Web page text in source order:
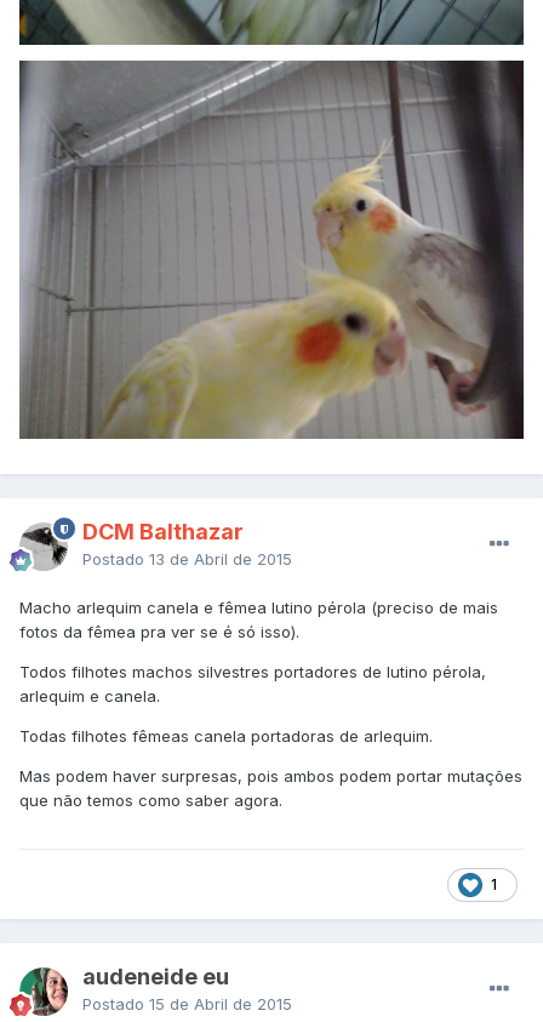
DCM Balthazar
Postado 13 de Abril de 2015
Macho arlequim canela e fêmea lutino pérola (preciso de mais
fotos da fêmea pra ver se é só isso).
Todos filhotes machos silvestres portadores de lutino pérola,
arlequim e canela.
Todas filhotes fêmeas canela portadoras de arlequim.
Mas podem haver surpresas, pois ambos podem portar mutações
que não temos como saber agora.
1
audeneide eu
Postado 15 de Abril de 2015